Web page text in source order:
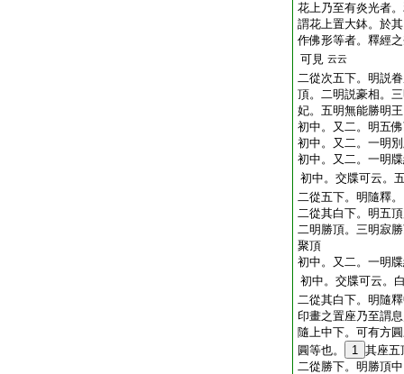
花上乃至有炎光者
謂花上置大鉢。於
作佛形等者。釋經
可見 云云
二從次五下。明説
頂。二明説豪相。
妃。五明無能勝明
初中。又二。明五
初中。又二。一明
初中。又二。一明
初中。交牒可云。
二從五下。明隨釋
二從其白下。明五
二明勝頂。三明寂
聚頂
初中。又二。一明
初中。交牒可云。
二從其白下。明隨
印畫之置座乃至謂
隨上中下。可有方
圓等也。
1 其座五
二從勝下。明勝頂